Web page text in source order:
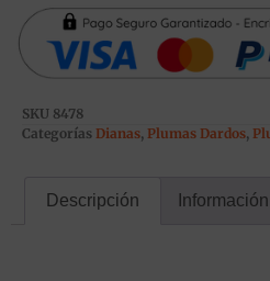
SKU 8478
Categorías Dianas, Plumas Dardos,
Descripción